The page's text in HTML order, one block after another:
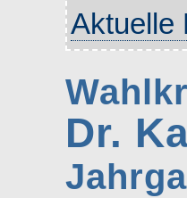
Aktuelle
Dr.